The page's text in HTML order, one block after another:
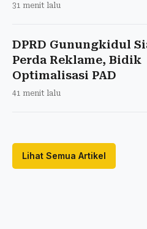
31 menit lalu
DPRD Gunungkidul
Perda Reklame, Bidik
Optimalisasi PAD
41 menit lalu
Lihat Semua Artikel